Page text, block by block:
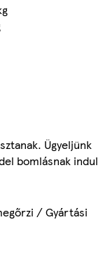
Ügyeljünk
bomlásnak indul
/ Gyártási